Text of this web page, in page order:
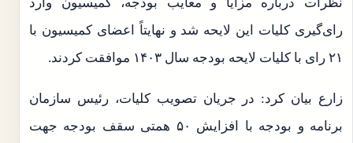
رای‌گیری کلیات این لایحه شد و نهایتاً اعضای کمیسیون با
۲۱ رای با کلیات لایحه بودجه سال ۱۴۰۳ موافقت کردند.
زارع بیان کرد: در جریان تصویب کلیات، رئیس سازمان
برنامه و بودجه با افزایش ۵۰ همتی سقف بودجه جهت